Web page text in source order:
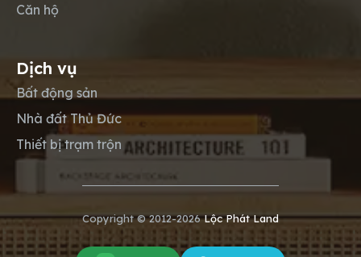
Căn hộ
Dịch vụ
Bất động sản
Nhà đất Thủ Đức
Thiết bị trạm trộn
Copyright © 2012-2026Lộc Phát Land